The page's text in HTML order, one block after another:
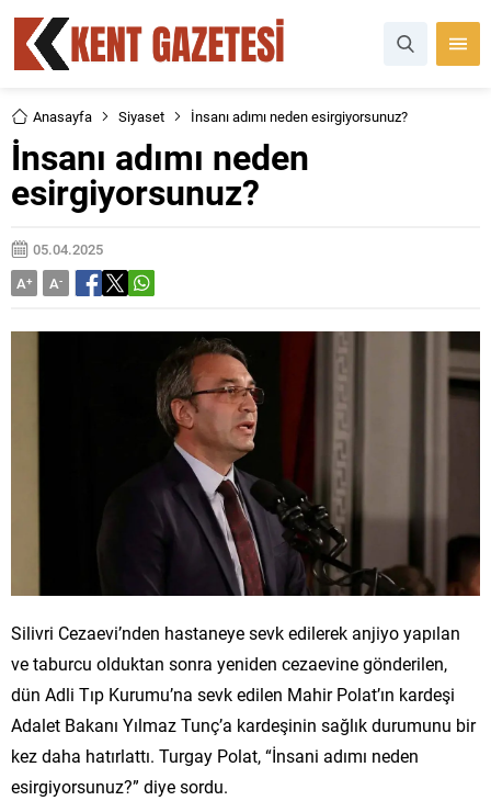
Anasayfa Siyaset İnsanı adımı neden esirgiyorsunuz?
İnsanı adımı neden
esirgiyorsunuz?
05.04.2025
A+ A-
Silivri Cezaevi’nden hastaneye sevk edilerek anjiyo yapılan
ve taburcu olduktan sonra yeniden cezaevine gönderilen,
dün Adli Tıp Kurumu’na sevk edilen Mahir Polat’ın kardeşi
Adalet Bakanı Yılmaz Tunç’a kardeşinin sağlık durumunu bir
kez daha hatırlattı. Turgay Polat, “İnsani adımı neden
esirgiyorsunuz?” diye sordu.